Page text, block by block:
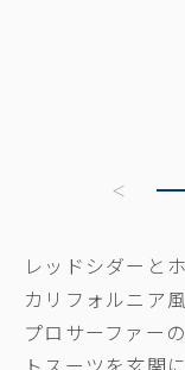
レッドシダーと
カリフォルニア
プロサーファー